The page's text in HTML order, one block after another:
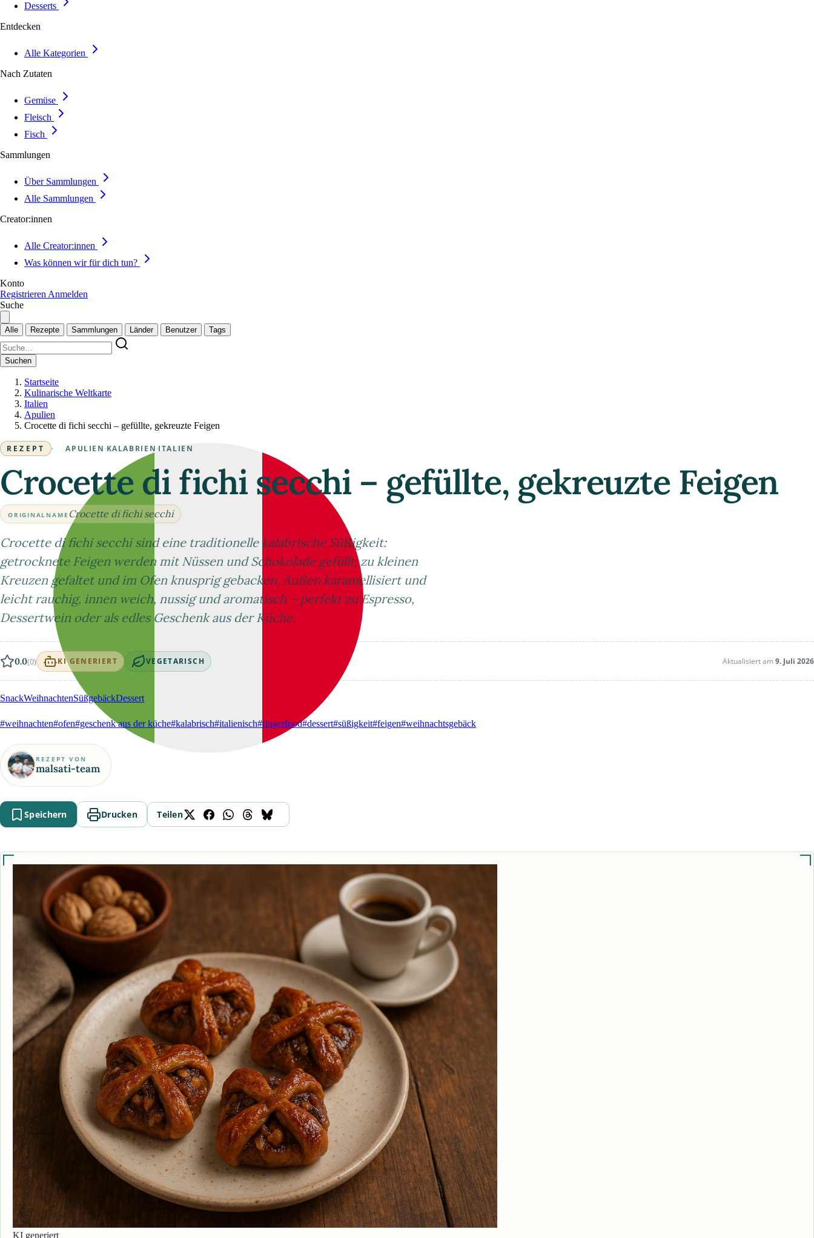
Desserts
Entdecken
Alle Kategorien
Nach Zutaten
Gemüse
Fleisch
Fisch
Sammlungen
Über Sammlungen
Alle Sammlungen
Creator:innen
Alle Creator:innen
Was können wir für dich tun?
Konto
Registrieren Anmelden
Suche
Alle Rezepte Sammlungen Länder Benutzer Tags
Suchen
Startseite
Kulinarische Weltkarte
Italien
Apulien
Crocette di fichi secchi – gefüllte, gekreuzte Feigen
REZEPT · APULIEN ·KALABRIEN ·ITALIEN
Crocette di fichi secchi – gefüllte, gekreuzte Feigen
ORIGINALNAME Crocette di fichi secchi
Crocette di fichi secchi sind eine traditionelle kalabrische Süßigkeit:
getrocknete Feigen werden mit Nüssen und Schokolade gefüllt, zu kleinen
Kreuzen gefaltet und im Ofen knusprig gebacken. Außen karamellisiert und
leicht rauchig, innen weich, nussig und aromatisch – perfekt zu Espresso,
Dessertwein oder als edles Geschenk aus der Küche.
0.0(0) KI GENERIERT VEGETARISCH Aktualisiert am 9. Juli 2026
SnackWeihnachtenSüßgebäckDessert
#weihnachten#ofen#geschenk aus der küche#kalabrisch#italienisch#fingerfood#dessert#süßigkeit#feigen#weihnachtsgebäck
REZEPT VON
malsati-team
Speichern Drucken Teilen
KI generiert